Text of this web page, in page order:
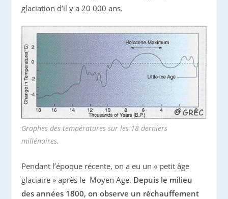
glaciation d’il y a 20 000 ans.
Graphes des températures sur les 18 derniers
millénaires.
Pendant l’époque récente, on a eu un « petit âge
glaciaire » après le Moyen Age. Depuis le milieu
des années 1800, on observe un réchauffement